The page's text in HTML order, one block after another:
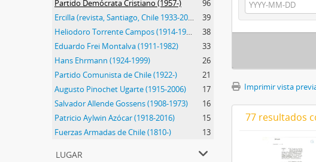
Partido Demócrata Cristiano (1957-)
96
Ercilla (revista, Santiago, Chile 1933-2015)
39
Heliodoro Torrente Campos (1914-1995)
38
Eduardo Frei Montalva (1911-1982)
33
Hans Ehrmann (1924-1999)
26
Partido Comunista de Chile (1922-)
21
Augusto Pinochet Ugarte (1915-2006)
17
Salvador Allende Gossens (1908-1973)
16
Patricio Aylwin Azócar (1918-2016)
15
Fuerzas Armadas de Chile (1810-)
13
lugar
Imprimir vista
77 resultados